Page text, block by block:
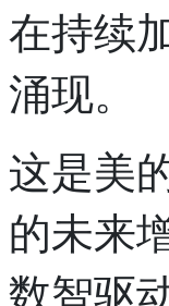
在持续
涌现。
这是美
的未来
数智驱